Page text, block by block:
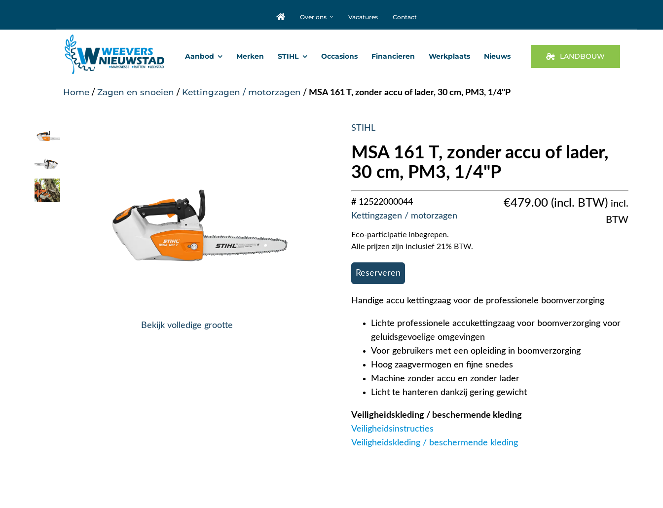
Over ons Vacatures Contact
Aanbod Merken STIHL Occasions Financieren Werkplaats Nieuws LANDBOUW
Home / Zagen en snoeien / Kettingzagen / motorzagen / MSA 161 T, zonder accu of lader, 30 cm, PM3, 1/4"P
Bekijk volledige grootte
STIHL
MSA 161 T, zonder accu of lader,
30 cm, PM3, 1/4"P
# 12522000044
Kettingzagen / motorzagen
€479.00
incl.
BTW
Eco-participatie inbegrepen.
Alle prijzen zijn inclusief 21% BTW.
Reserveren
Handige accu kettingzaag voor de professionele boomverzorging
Lichte professionele accukettingzaag voor boomverzorging voor
geluidsgevoelige omgevingen
Voor gebruikers met een opleiding in boomverzorging
Hoog zaagvermogen en fijne snedes
Machine zonder accu en zonder lader
Licht te hanteren dankzij gering gewicht
Veiligheidskleding / beschermende kleding
Veiligheidsinstructies
Veiligheidskleding / beschermende kleding